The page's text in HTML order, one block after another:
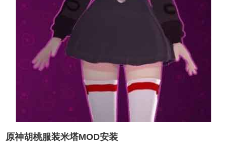
原神胡桃服装米塔MOD安装